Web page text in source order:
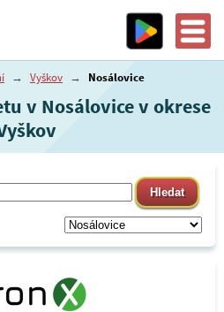
→ Vyškov → Nosálovice
v Nosálovice v okrese